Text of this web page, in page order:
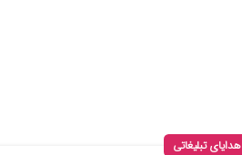
هدایای تبلیغاتی